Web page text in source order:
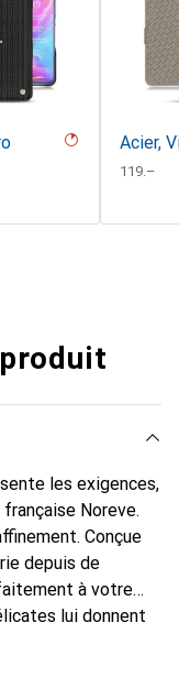
Acier,
CHF
119.–
les exigences,
Noreve.
Conçue
depuis de
à votre
lui donnent
Reconnaître